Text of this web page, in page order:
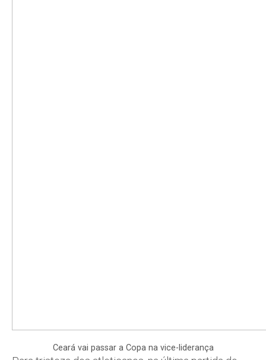
Ceará vai passar a Copa na vice-liderança